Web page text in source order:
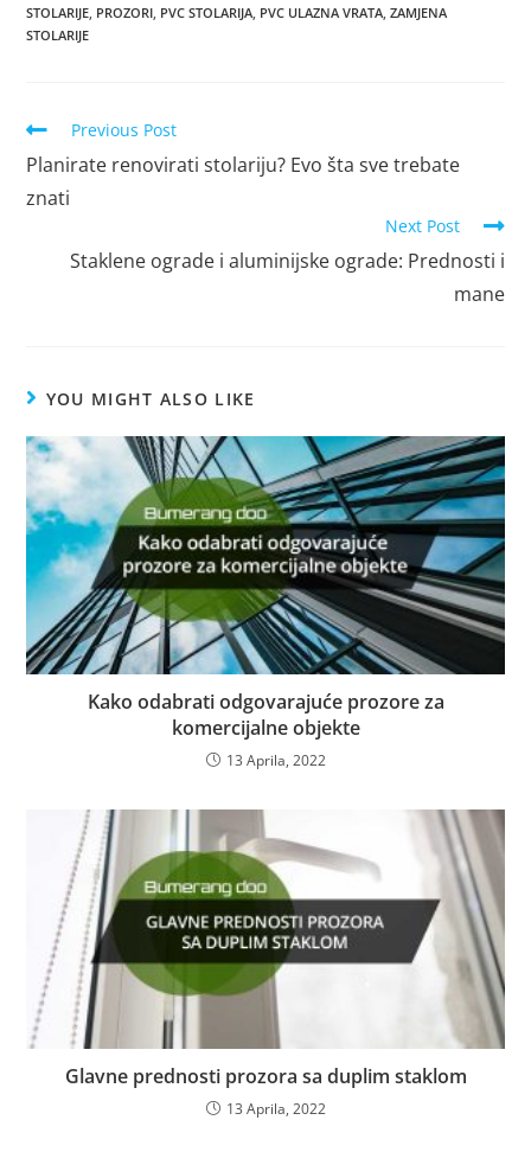
STOLARIJE PROZORI PVC STOLARIJA PVC ULAZNA VRATA ZAMJENA
STOLARIJE
Previous Post
Planirate renovirati stolariju? Evo šta sve trebate
znati
Next Post
Staklene ograde i aluminijske ograde: Prednosti i
mane
YOU MIGHT ALSO LIKE
Kako odabrati odgovarajuće prozore za
komercijalne objekte
13 Aprila, 2022
Glavne prednosti prozora sa duplim staklom
13 Aprila, 2022